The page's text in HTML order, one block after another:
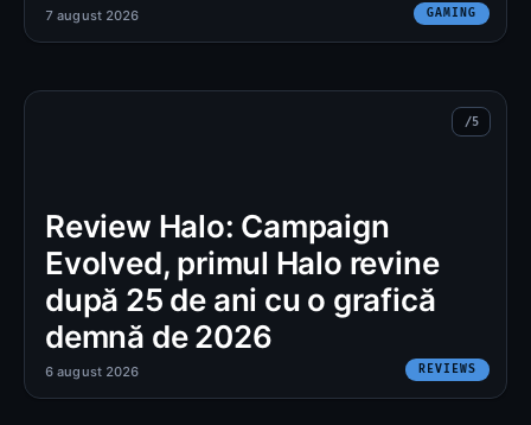
GAMING
7 august 2026
Review Halo: Campaign
Evolved, primul Halo revine
după 25 de ani cu o grafică
demnă de 2026
REVIEWS
6 august 2026